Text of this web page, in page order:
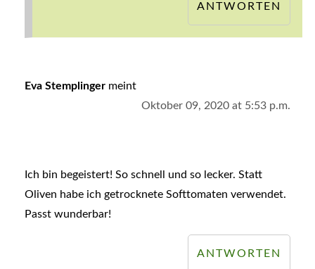
ANTWORTEN
Eva Stemplinger meint
Oktober 09, 2020 at 5:53 p.m.
Ich bin begeistert! So schnell und so lecker. Statt
Oliven habe ich getrocknete Softtomaten verwendet.
Passt wunderbar!
ANTWORTEN